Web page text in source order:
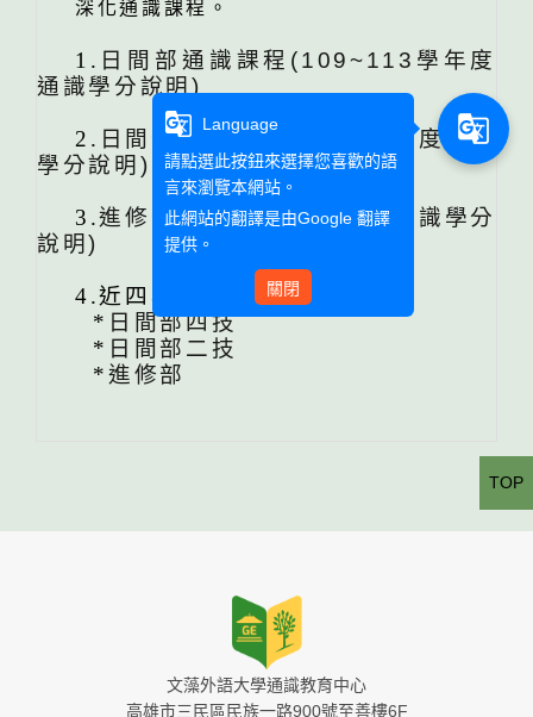
深化通識課程。
1. 日間部通識課程(109~113學年度
通識學分說明)
2. 日間部通識課程(114起學年度通識
學分說明)
3.進修部通識課程(各學年度通識學分
說明)
4.近四年各群開設課程
* 日間部四技
* 日間部二技
*進修部
文藻外語大學通識教育中心
高雄市三民區民族一路900號至善樓6F
TOP
g_translate
Language
請點選此按鈕來選擇您喜歡的語
言來瀏覽本網站。
此網站的翻譯是由Google 翻譯
提供。
關閉
g_translate